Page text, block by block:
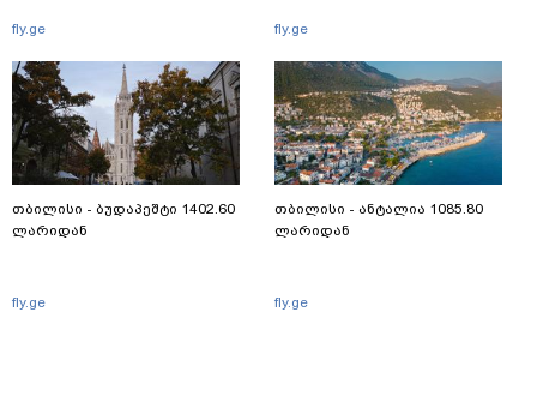
fly.ge
თბილისი - ბუდაპეშტი 1402.60
ლარიდან
fly.ge
fly.ge
თბილისი - ანტალია 1085.80
ლარიდან
fly.ge